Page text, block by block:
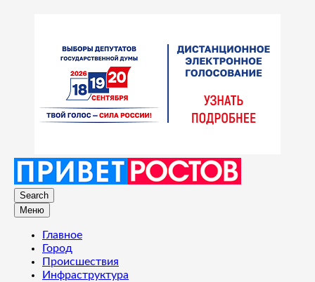
Search
Меню
Главное
Город
Происшествия
Инфраструктура